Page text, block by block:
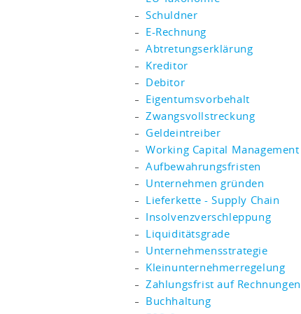
Schuldner
E-Rechnung
Abtretungserklärung
Kreditor
Debitor
Eigentumsvorbehalt
Zwangsvollstreckung
Geldeintreiber
Working Capital Management
Aufbewahrungsfristen
Unternehmen gründen
Lieferkette - Supply Chain
Insolvenzverschleppung
Liquiditätsgrade
Unternehmensstrategie
Kleinunternehmerregelung
Zahlungsfrist auf Rechnungen
Buchhaltung